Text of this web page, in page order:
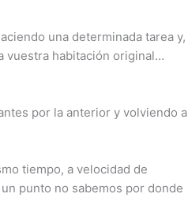
una determinada tarea y,
vuestra habitación original…
por la anterior y volviendo a
tiempo, a velocidad de
punto no sabemos por donde